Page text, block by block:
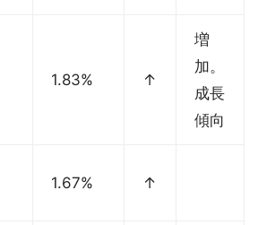
1.83% ↑
増
加。
成長
傾向
1.67% ↑